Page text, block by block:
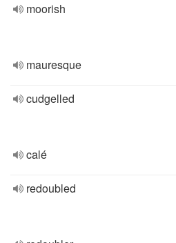
moorish
mauresque
cudgelled
calé
redoubled